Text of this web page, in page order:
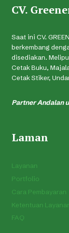
CV.
Saat ini CV.
berkembang
disediakan.
Cetak Buku,
Cetak Stiker,
Partner Andalan
Laman
Layanan
Portfolio
Cara Pembayaran
Ketentuan
FAQ